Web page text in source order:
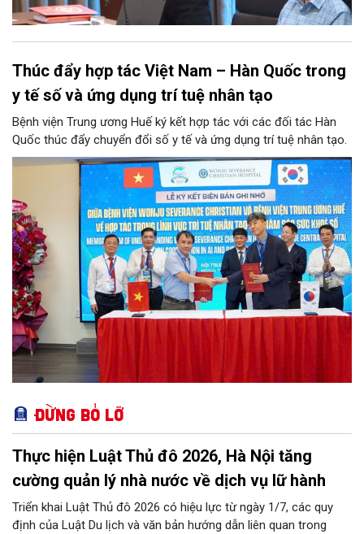
Thúc đẩy hợp tác Việt Nam – Hàn Quốc trong
y tế số và ứng dụng trí tuệ nhân tạo
Bệnh viện Trung ương Huế ký kết hợp tác với các đối tác Hàn
Quốc thúc đẩy chuyển đổi số y tế và ứng dụng trí tuệ nhân tạo.
Đừng bỏ lỡ
Thực hiện Luật Thủ đô 2026, Hà Nội tăng
cường quản lý nhà nước về dịch vụ lữ hành
Triển khai Luật Thủ đô 2026 có hiệu lực từ ngày 1/7, các quy
định của Luật Du lịch và văn bản hướng dẫn liên quan trong